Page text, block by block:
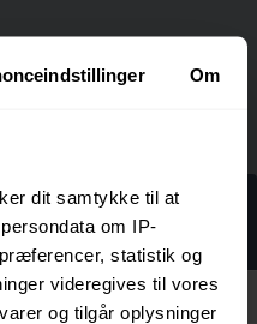
Om
dit samtykke til at
om IP-
statistik og
videregives til vores
og tilgår oplysninger